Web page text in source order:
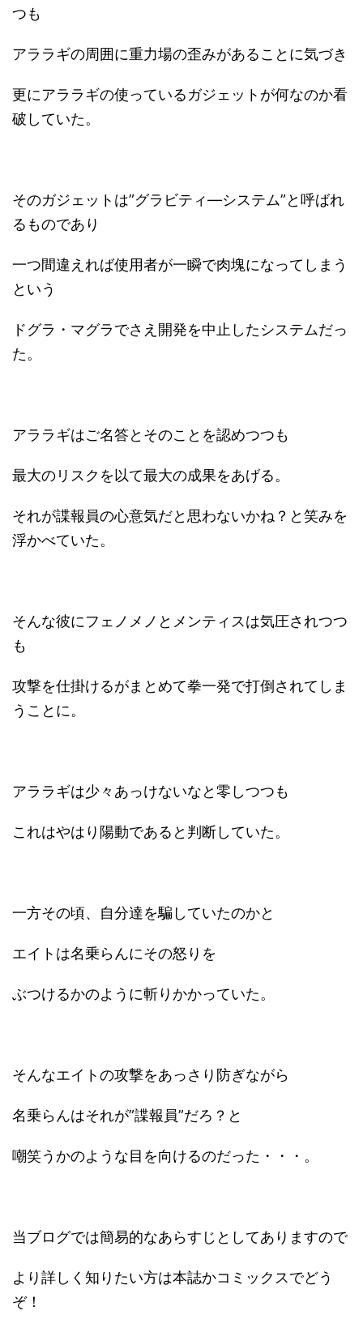
つも
アララギの周囲に重力場の歪みがあることに気づき
更にアララギの使っているガジェットが何なのか看
破していた。
そのガジェットは”グラビティ―システム”と呼ばれ
るものであり
一つ間違えれば使用者が一瞬で肉塊になってしまう
という
ドグラ・マグラでさえ開発を中止したシステムだっ
た。
アララギはご名答とそのことを認めつつも
最大のリスクを以て最大の成果をあげる。
それが諜報員の心意気だと思わないかね？と笑みを
浮かべていた。
そんな彼にフェノメノとメンティスは気圧されつつ
も
攻撃を仕掛けるがまとめて拳一発で打倒されてしま
うことに。
アララギは少々あっけないなと零しつつも
これはやはり陽動であると判断していた。
一方その頃、自分達を騙していたのかと
エイトは名乗らんにその怒りを
ぶつけるかのように斬りかかっていた。
そんなエイトの攻撃をあっさり防ぎながら
名乗らんはそれが”諜報員”だろ？と
嘲笑うかのような目を向けるのだった・・・。
当ブログでは簡易的なあらすじとしてありますので
より詳しく知りたい方は本誌かコミックスでどう
ぞ！